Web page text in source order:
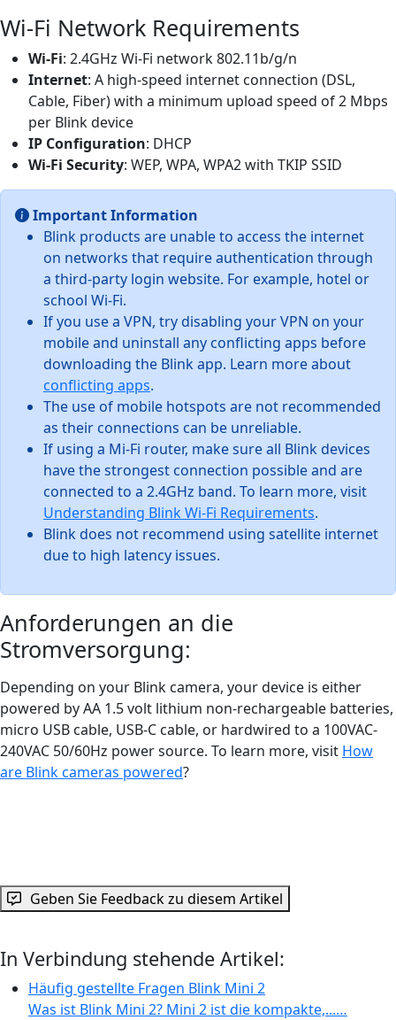
Wi-Fi Network Requirements
Wi-Fi: 2.4GHz Wi-Fi network 802.11b/g/n
Internet: A high-speed internet connection (DSL,
Cable, Fiber) with a minimum upload speed of 2 Mbps
per Blink device
IP Configuration: DHCP
Wi-Fi Security: WEP, WPA, WPA2 with TKIP SSID
Important Information
Blink products are unable to access the internet
on networks that require authentication through
a third-party login website. For example, hotel or
school Wi-Fi.
If you use a VPN, try disabling your VPN on your
mobile and uninstall any conflicting apps before
downloading the Blink app. Learn more about
conflicting apps.
The use of mobile hotspots are not recommended
as their connections can be unreliable.
If using a Mi-Fi router, make sure all Blink devices
have the strongest connection possible and are
connected to a 2.4GHz band. To learn more, visit
Understanding Blink Wi-Fi Requirements.
Blink does not recommend using satellite internet
due to high latency issues.
Anforderungen an die
Stromversorgung:
Depending on your Blink camera, your device is either
powered by AA 1.5 volt lithium non-rechargeable batteries,
micro USB cable, USB-C cable, or hardwired to a 100VAC-
240VAC 50/60Hz power source. To learn more, visit How
are Blink cameras powered?
Geben Sie Feedback zu diesem Artikel
In Verbindung stehende Artikel:
Häufig gestellte Fragen Blink Mini 2
Was ist Blink Mini 2? Mini 2 ist die kompakte,...…